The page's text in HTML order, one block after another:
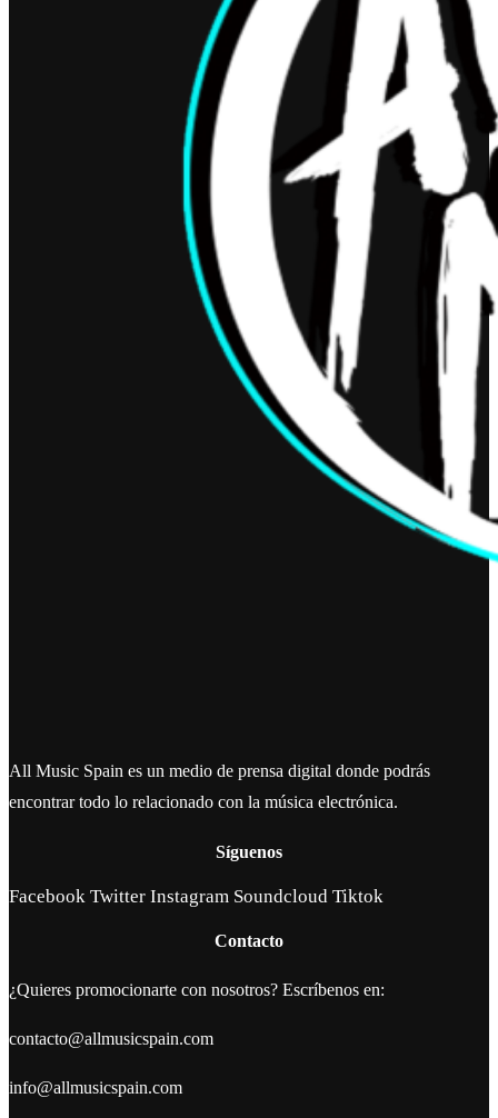
All Music Spain es un medio de prensa digital donde podrás
encontrar todo lo relacionado con la música electrónica.
Síguenos
Facebook Twitter Instagram Soundcloud Tiktok
Contacto
¿Quieres promocionarte con nosotros? Escríbenos en:
contacto@allmusicspain.com
info@allmusicspain.com